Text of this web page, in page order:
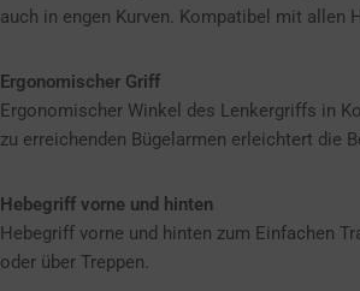
auch in engen Kurven. Kompatibel mit allen
Ergonomischer Griff
Ergonomischer Winkel des Lenkergriffs in
zu erreichenden Bügelarmen erleichtert die
Hebegriff vorne und hinten
Hebegriff vorne und hinten zum Einfachen
oder über Treppen.